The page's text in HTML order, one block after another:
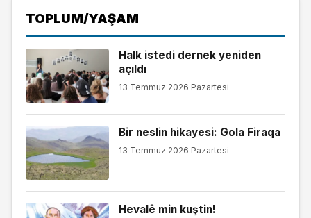
TOPLUM/YAŞAM
Halk istedi dernek yeniden
açıldı
13 Temmuz 2026 Pazartesi
Bir neslin hikayesi: Gola Firaqa
13 Temmuz 2026 Pazartesi
Hevalê min kuştin!